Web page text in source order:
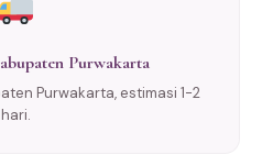
Purwakarta
Purwakarta, estimasi 1-2
hari.